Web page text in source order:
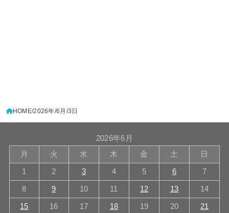
HOME 2026年 6月 3日
2026年6月
月
火 水 木 金 土 日
1 2 3 4 5 6 7
8 9 10 11 12 13 14
15 16 17 18 19 20 21